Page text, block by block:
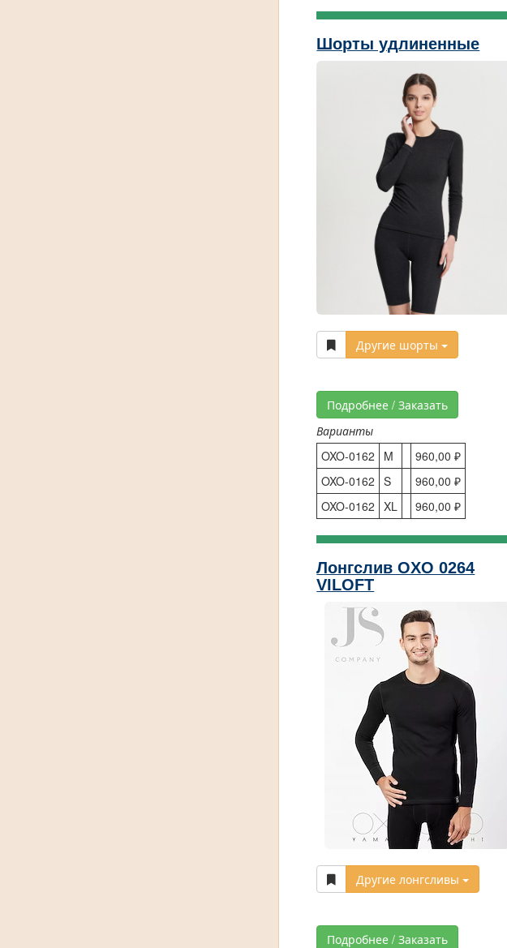
Шорты удлиненные
Другие шорты
Подробнее / Заказать
Варианты
OXO-0162
M
960,00 ₽
OXO-0162
S
960,00 ₽
OXO-0162
XL 960,00 ₽
Лонгслив OXO 0264
VILOFT
Другие лонгсливы
Подробнее / Заказать